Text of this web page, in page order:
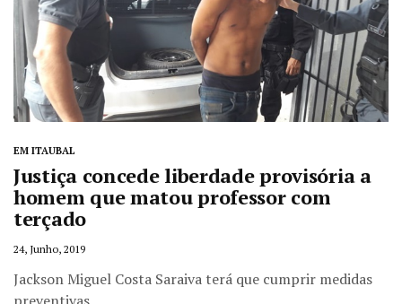
EM ITAUBAL
Justiça concede liberdade provisória a
homem que matou professor com
terçado
24, Junho, 2019
Jackson Miguel Costa Saraiva terá que cumprir medidas